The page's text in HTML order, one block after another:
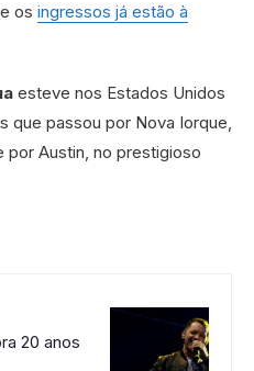
os ingressos já estão à
esteve nos Estados Unidos
que passou por Nova Iorque,
por Austin, no prestigioso
20 anos